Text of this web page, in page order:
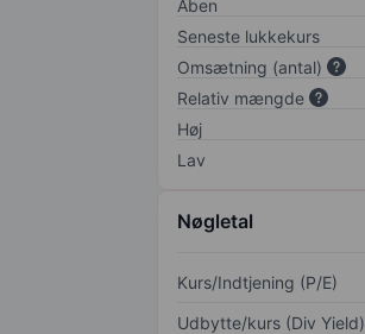
Åben
Seneste lukkekurs
Omsætning (antal)
Relativ mængde
Høj
Lav
Nøgletal
Kurs/Indtjening (P/E)
Udbytte/kurs (Div Yield)